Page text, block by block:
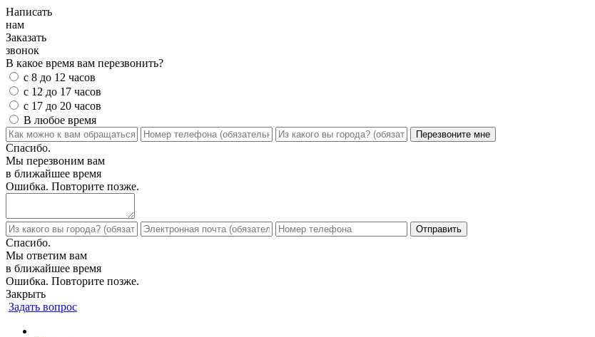
Написать
нам
Заказать
звонок
В какое время вам перезвонить?
с 8 до 12 часов
с 12 до 17 часов
с 17 до 20 часов
В любое время
Спасибо.
Мы перезвоним вам
в ближайшее время
Ошибка. Повторите позже.
Спасибо.
Мы ответим вам
в ближайшее время
Ошибка. Повторите позже.
Закрыть
Задать вопрос